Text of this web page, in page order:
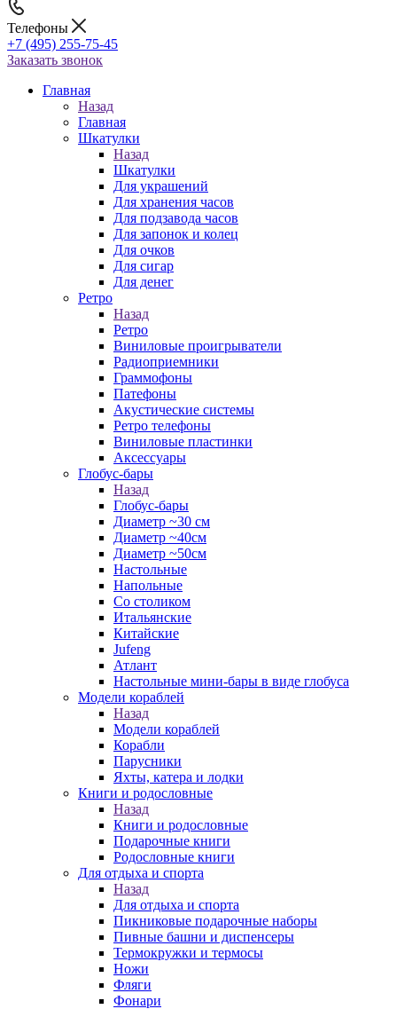
Телефоны
+7 (495) 255-75-45
Заказать звонок
Главная
Назад
Главная
Шкатулки
Назад
Шкатулки
Для украшений
Для хранения часов
Для подзавода часов
Для запонок и колец
Для очков
Для сигар
Для денег
Ретро
Назад
Ретро
Виниловые проигрыватели
Радиоприемники
Граммофоны
Патефоны
Акустические системы
Ретро телефоны
Виниловые пластинки
Аксессуары
Глобус-бары
Назад
Глобус-бары
Диаметр ~30 см
Диаметр ~40см
Диаметр ~50см
Настольные
Напольные
Со столиком
Итальянские
Китайские
Jufeng
Атлант
Настольные мини-бары в виде глобуса
Модели кораблей
Назад
Модели кораблей
Корабли
Парусники
Яхты, катера и лодки
Книги и родословные
Назад
Книги и родословные
Подарочные книги
Родословные книги
Для отдыха и спорта
Назад
Для отдыха и спорта
Пикниковые подарочные наборы
Пивные башни и диспенсеры
Термокружки и термосы
Ножи
Фляги
Фонари